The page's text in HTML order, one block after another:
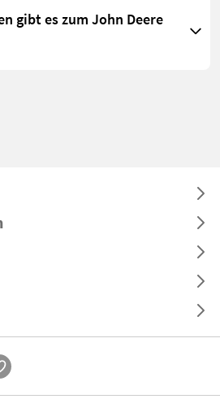
gibt es zum John Deere